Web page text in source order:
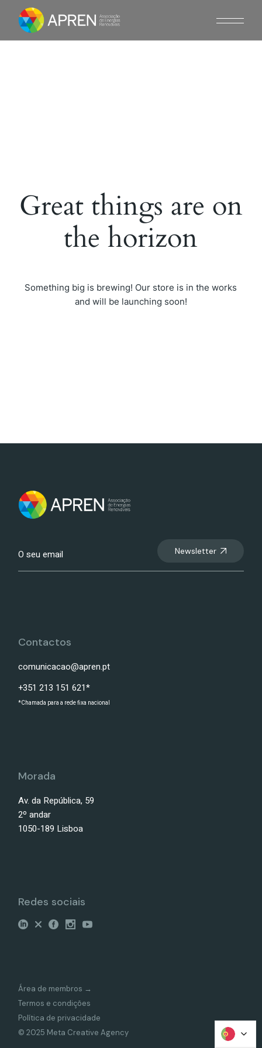
content
Great things are on
the horizon
Something big is brewing! Our store is in the works
and will be launching soon!
Newsletter
Contactos
comunicacao@apren.pt
+351 213 151 621*
*Chamada para a rede fixa nacional
Morada
Av. da República, 59
2º andar
1050-189 Lisboa
Redes sociais
Área de membros →
Termos e condições
Política de privacidade
© 2025 Meta Creative Agency